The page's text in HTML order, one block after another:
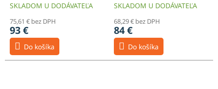
SKLADOM U DODÁVATEĽA
75,61 € bez DPH
93 €
Do košíka
SKLADOM U DODÁVATEĽA
68,29 € bez DPH
84 €
Do košíka